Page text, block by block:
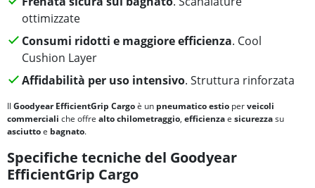
ottimizzate
Consumi ridotti e maggiore efficienza. Cool
Cushion Layer
Affidabilità per uso intensivo. Struttura rinforzata
Il Goodyear EfficientGrip Cargoè un pneumatico estio perveicoli
commerciali che offre alto chilometraggio, efficienzae sicurezzasu
asciuttoe bagnato.
Specifiche tecniche del Goodyear
EfficientGrip Cargo